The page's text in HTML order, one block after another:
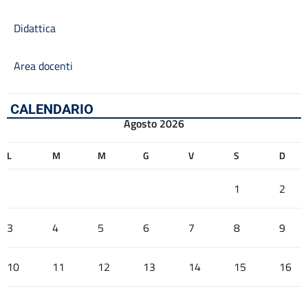
Didattica
Area docenti
CALENDARIO
Agosto 2026
L M M G V S D
1 2
3 4 5 6 7 8 9
10 11 12 13 14 15 16